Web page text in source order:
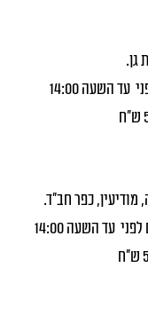
גן.
השעה 14:00
מודיעין, כפר חב"ד.
עד השעה 14:00